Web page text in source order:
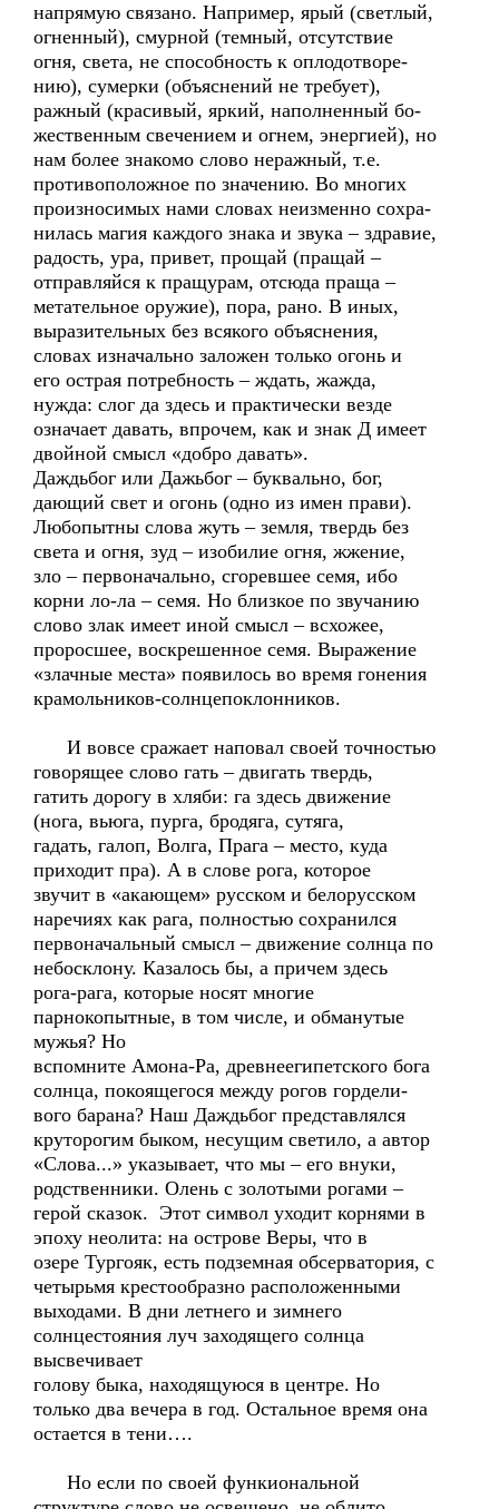
напрямую связано. Например, ярый (светлый,
огненный), смурной (темный, отсутствие
огня, света, не способность к оплодотворе-
нию), сумерки (объяснений не требует),
ражный (красивый, яркий, наполненный бо-
жественным свечением и огнем, энергией), но
нам более знакомо слово неражный, т.е.
противоположное по значению. Во многих
произносимых нами словах неизменно сохра-
нилась магия каждого знака и звука – здравие,
радость, ура, привет, прощай (пращай –
отправляйся к пращурам, отсюда праща –
метательное оружие), пора, рано. В иных,
выразительных без всякого объяснения,
словах изначально заложен только огонь и
его острая потребность – ждать, жажда,
нужда: слог да здесь и практически везде
означает давать, впрочем, как и знак Д имеет
двойной смысл «добро давать».
Даждьбог или Дажьбог – буквально, бог,
дающий свет и огонь (одно из имен прави).
Любопытны слова жуть – земля, твердь без
света и огня, зуд – изобилие огня, жжение,
зло – первоначально, сгоревшее семя, ибо
корни ло-ла – семя. Но близкое по звучанию
слово злак имеет иной смысл – всхожее,
проросшее, воскрешенное семя. Выражение
«злачные места» появилось во время гонения
крамольников-солнцепоклонников.
И вовсе сражает наповал своей точностью
говорящее слово гать – двигать твердь,
гатить дорогу в хляби: га здесь движение
(нога, вьюга, пурга, бродяга, сутяга,
гадать, галоп, Волга, Прага – место, куда
приходит пра). А в слове рога, которое
звучит в «акающем» русском и белорусском
наречиях как рага, полностью сохранился
первоначальный смысл – движение солнца по
небосклону. Казалось бы, а причем здесь
рога-рага, которые носят многие
парнокопытные, в том числе, и обманутые
мужья? Но
вспомните Амона-Ра, древнеегипетского бога
солнца, покоящегося между рогов гордели-
вого барана? Наш Даждьбог представлялся
круторогим быком, несущим светило, а автор
«Слова...» указывает, что мы – его внуки,
родственники. Олень с золотыми рогами –
герой сказок. Этот символ уходит корнями в
эпоху неолита: на острове Веры, что в
озере Тургояк, есть подземная обсерватория, с
четырьмя крестообразно расположенными
выходами. В дни летнего и зимнего
солнцестояния луч заходящего солнца
высвечивает
голову быка, находящуюся в центре. Но
только два вечера в год. Остальное время она
остается в тени….
Но если по своей функиональной